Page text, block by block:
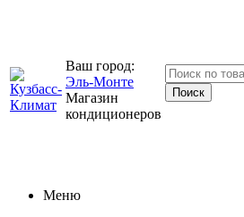
Ваш город:
Эль-Монте
Магазин
кондиционеров
Меню